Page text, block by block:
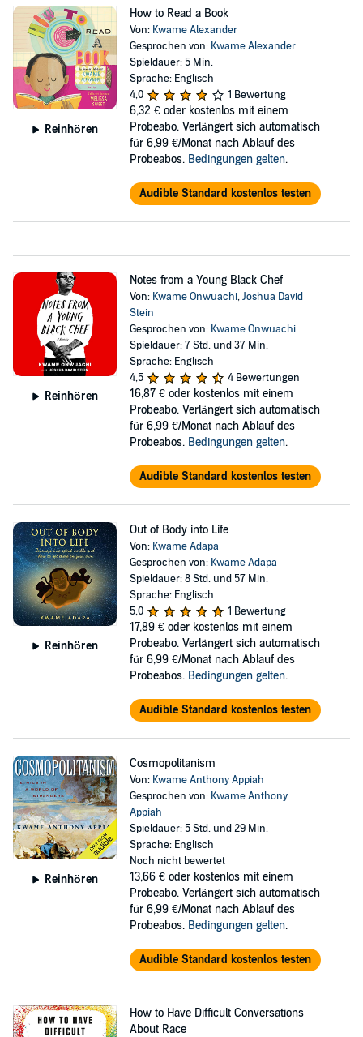
Reinhören
How to Read a Book
Von: Kwame Alexander
Gesprochen von: Kwame Alexander
Spieldauer: 5 Min.
Sprache: Englisch
4,0
1 Bewertung
6,32 € oder kostenlos mit einem
Probeabo. Verlängert sich automatisch
für 6,99 €/Monat nach Ablauf des
Probeabos. Bedingungen gelten.
Audible Standard kostenlos testen
Reinhören
Notes from a Young Black Chef
Von: Kwame Onwuachi,Joshua David
Stein
Gesprochen von: Kwame Onwuachi
Spieldauer: 7 Std. und 37 Min.
Sprache: Englisch
4,5
4 Bewertungen
16,87 € oder kostenlos mit einem
Probeabo. Verlängert sich automatisch
für 6,99 €/Monat nach Ablauf des
Probeabos. Bedingungen gelten.
Audible Standard kostenlos testen
Reinhören
Out of Body into Life
Von: Kwame Adapa
Gesprochen von: Kwame Adapa
Spieldauer: 8 Std. und 57 Min.
Sprache: Englisch
5,0
1 Bewertung
17,89 € oder kostenlos mit einem
Probeabo. Verlängert sich automatisch
für 6,99 €/Monat nach Ablauf des
Probeabos. Bedingungen gelten.
Audible Standard kostenlos testen
Reinhören
Cosmopolitanism
Von: Kwame Anthony Appiah
Gesprochen von: Kwame Anthony
Appiah
Spieldauer: 5 Std. und 29 Min.
Sprache: Englisch
Noch nicht bewertet
13,66 € oder kostenlos mit einem
Probeabo. Verlängert sich automatisch
für 6,99 €/Monat nach Ablauf des
Probeabos. Bedingungen gelten.
Audible Standard kostenlos testen
How to Have Difficult Conversations
About Race